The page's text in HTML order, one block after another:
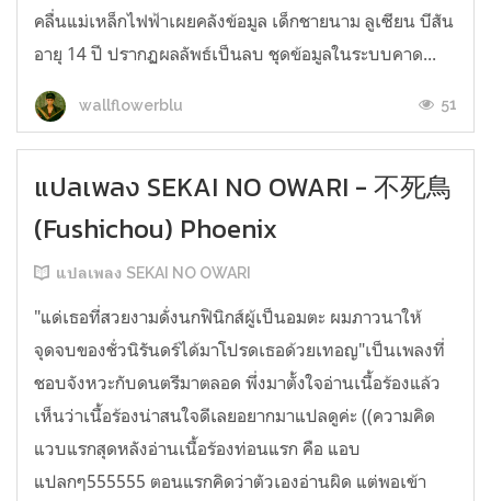
คลื่นแม่เหล็กไฟฟ้าเผยคลังข้อมูล เด็กชายนาม ลูเซียน บีสัน
อายุ 14 ปี ปรากฏผลลัพธ์เป็นลบ ชุดข้อมูลในระบบคาด...
wallflowerblu 51
แปลเพลง SEKAI NO OWARI - 不死鳥
(Fushichou) Phoenix
แปลเพลง SEKAI NO OWARI
"แด่เธอที่สวยงามดั่งนกฟินิกส์ผู้เป็นอมตะ ผมภาวนาให้
จุดจบของชั่วนิรันดร์ได้มาโปรดเธอด้วยเทอญ"เป็นเพลงที่
ชอบจังหวะกับดนตรีมาตลอด พึ่งมาตั้งใจอ่านเนื้อร้องแล้ว
เห็นว่าเนื้อร้องน่าสนใจดีเลยอยากมาแปลดูค่ะ ((ความคิด
แวบแรกสุดหลังอ่านเนื้อร้องท่อนแรก คือ แอบ
แปลกๆ555555 ตอนแรกคิดว่าตัวเองอ่านผิด แต่พอเข้า